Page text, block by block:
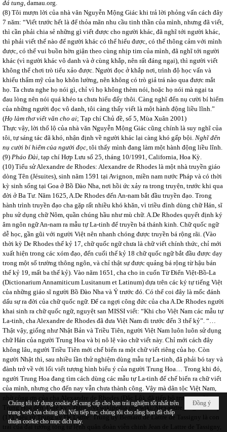
đá tung , damau.org.
(8) Tôi mượn lời của nhà văn Nguyễn Mộng Giác khi trả lời phỏng vấn cách đây
7 năm: “Viết trước hết là để thỏa mãn nhu cầu tinh thần của mình, nhưng đã viết,
thì cần phải chia sẻ những gì viết được cho người khác, đã nghĩ tới người khác,
thì phải viết thế nào để người khác có thể hiểu được, có thể thông cảm với mình
được, có thể vui buồn hờn giận theo cùng nhịp tim của mình, đã nghĩ tới người
khác (vì người khác vô danh và ở cùng khắp, nên rất đáng ngại), thì người viết
không thể chơi trò tiểu xảo được. Người đọc ở khắp nơi, trình độ học vấn và
khiếu thẩm mỹ của họ khôn lường, nên không có trò giả trá nào qua được mắt
họ. Ta chưa nghe họ nói gì, chỉ vì họ không thèm nói, hoặc họ nói mà ngại ta
đau lòng nên nói quá khéo ta chưa hiểu đấy thôi. Càng nghĩ đến nụ cười bí hiểm
của những người đọc vô danh, tôi càng thấy viết là một hành động liều lĩnh.”
(Họ làm thơ viết văn cho ai; Tạp chí Chủ đề, số 5, Mùa Xuân 2001)
Thực vậy, lời thổ lộ của nhà văn Nguyễn Mộng Giác cũng chính là suy nghĩ của
tôi, tự sáng tác đã khó, nhận định về người khác lại càng khó gấp bội. Nghĩ đến
nụ cười bí hiểm của người đọc, tôi thấy mình đang làm một hành động liều lĩnh.
(9) Pháo Đài , tạp chí Hợp Lưu số 25, tháng 10/1991, California, Hoa Kỳ.
(10) Tiểu sử Alexandre de Rhodes: Alexandre de Rhodes là một nhà truyền giáo
dòng Tên (Jésuites), sinh năm 1591 tại Avignon, miền nam nước Pháp và có thời
kỳ sinh sống tại Goa ở Bồ Đào Nha, nơi hồi ức xảy ra trong truyện, trước khi qua
đời ở Ba Tư. Năm 1625, A.De Rhodes đến An-nam bắt đầu truyền đạo. Trong
hành trình truyền đạo cha gặp rất nhiều khó khăn, vì triều đình dùng chữ Hán, sĩ
phu sử dụng chữ Nôm, quần chúng hầu như mù chữ. A.De Rhodes quyết định ký
âm ngôn ngữ An-nam ra mẫu tự La-tinh để truyền bá thánh kinh. Chữ quốc ngữ
dễ học, gần gũi với người Việt nên nhanh chóng được truyền bá rộng rãi. (Vào
thời kỳ De Rhodes thế kỷ 17, chữ quốc ngữ chưa là chữ viết chính thức, chỉ mới
xuất hiện trong các xóm đạo, đến cuối thế kỷ 18 chữ quốc ngữ bắt đầu được dạy
trong một số trường thông ngôn, và chỉ thật sự được quảng bá rộng từ hậu bán
thế kỷ 19, mất ba thế kỷ). Vào năm 1651, cha cho in cuốn Từ Điển Việt-Bồ-La
(Dictionarium Annamiticum Lusitanum et Latinum) dựa trên các ký tự tiếng Việt
của những giáo sĩ người Bồ Đào Nha và Ý trước đó. Có thể coi đây là mốc đánh
dấu sự ra đời của chữ quốc ngữ. Để ca ngợi công đức của cha A.De Rhodes người
khai sinh ra chữ quốc ngữ, nguyệt san MISSI viết: “Khi cho Việt Nam các mẫu tự
La-tinh, cha Alexandre de Rhodes đã đưa Việt Nam đi trước đến 3 thế kỷ”. “…
Thật vậy, giống như Nhật Bản và Triều Tiên, người Việt Nam luôn luôn sử dụng
chữ Hán của người Trung Hoa và bị nô lệ vào chữ viết này. Chỉ mới cách đây
không lâu, người Triều Tiên mới chế biến ra một chữ viết riêng của họ. Còn
người Nhật thì, sau nhiều lần thử nghiệm dùng mẫu tự La-tinh, đã phải bó tay và
đành trở về với lối viết tượng hình biểu ý của người Trung Hoa… Trong khi đó,
người Trung Hoa đang tìm cách dùng các mẫu tự La-tinh để chế biến ra chữ viết
của mình, nhưng cho đến nay vẫn chưa thành công. Vậy mà dân tộc Việt Nam,
nhờ công ơn của cha Alexandre de Rhodes (Đắc Lộ), đã tiến bộ trước người
Trung Hoa đến 3 thế kỷ”. (http://vi.wikipedia.org/wiki/Alexandre_de_Rhodes)
(11) Tiểu sử Trung úy De Lattre: Trung úy Bernard de Lattre de Tassigny là con
trai của đại tướng tổng tư lệnh quân đoàn viễn chinh Jean de Lattre de Tassigny,
Đồng ý
Chúng tôi sử dụng cookie để cung cấp cho bạn trải nghiệm tốt nhất trên
trang web của chúng tôi. Nếu tiếp tục, chúng tôi cho rằng bạn đã chấp
thuận cookie cho mục đích này.